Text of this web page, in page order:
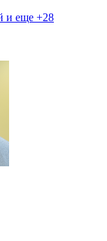
и еще +28